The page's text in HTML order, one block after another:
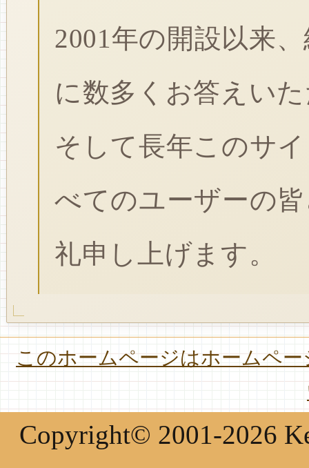
2001年の開設以来
に数多くお答えい
そして長年このサ
べてのユーザーの
礼申し上げます。
このホームページはホームペ
Copyright© 2001-2026